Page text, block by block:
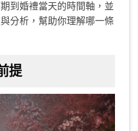
到婚禮當天的時間軸，並
分析，幫助你理解哪一條
提